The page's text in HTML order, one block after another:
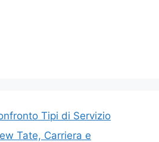
Tipi di Servizio
Tate, Carriera e